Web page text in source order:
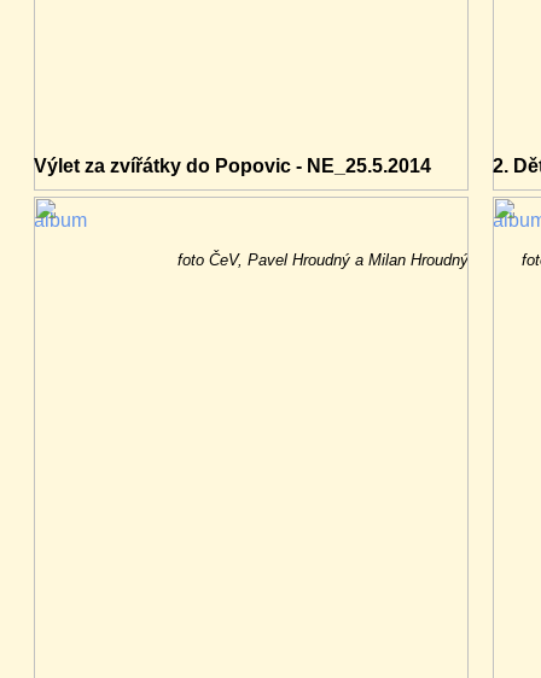
album
foto ČeV, Pavel Hroudný a Milan Hroudný
Výlet za zvířátky do Popovic - NE_25.5.2014 2.